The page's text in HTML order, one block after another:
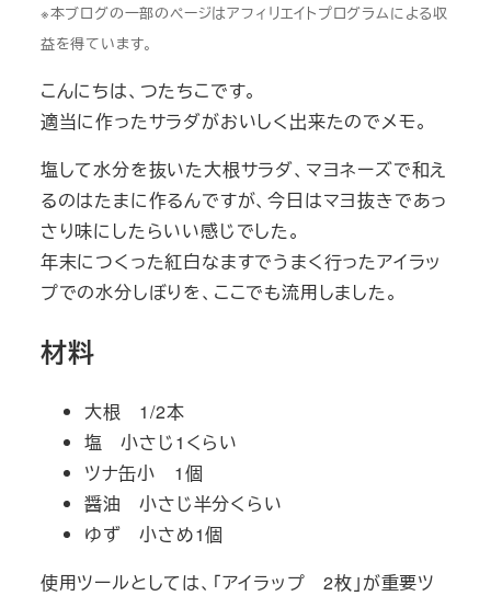
※本ブログの一部のページはアフィリエイトプログラムによる収
益を得ています。
こんにちは、つたちこです。
適当に作ったサラダがおいしく出来たのでメモ。
塩して水分を抜いた大根サラダ、マヨネーズで和え
るのはたまに作るんですが、今日はマヨ抜きであっ
さり味にしたらいい感じでした。
年末につくった紅白なますでうまく行ったアイラッ
プでの水分しぼりを、ここでも流用しました。
材料
大根 1/2本
塩 小さじ1くらい
ツナ缶小 1個
醤油 小さじ半分くらい
ゆず 小さめ1個
使用ツールとしては、「アイラップ 2枚」が重要ツ